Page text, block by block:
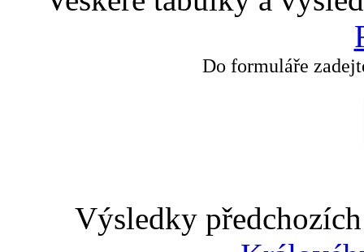
Do formuláře
Výsledky